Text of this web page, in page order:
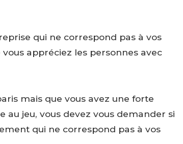
qui ne correspond pas à vos
appréciez les personnes avec
mais que vous avez une forte
jeu, vous devez vous demander si
qui ne correspond pas à vos